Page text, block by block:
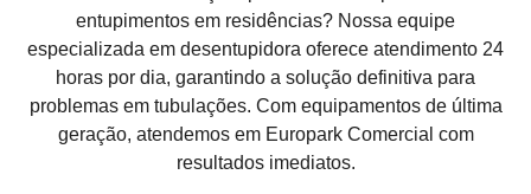
entupimentos em residências? Nossa equipe
especializada em desentupidora oferece atendimento 24
horas por dia, garantindo a solução definitiva para
problemas em tubulações. Com equipamentos de última
geração, atendemos em Europark Comercial com
resultados imediatos.